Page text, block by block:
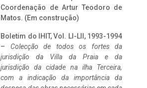
Coordenação de Artur Teodoro de
Matos. (Em construção)
Boletim do IHIT, Vol. LI-LII, 1993-1994
– Colecção de todos os fortes da
jurisdição da Villa da Praia e da
jurisdição da cidade na ilha Terceira,
com a indicação da importância da